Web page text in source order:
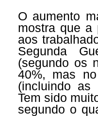
O aumento
mostra que a
aos
Segunda
(segundo os
40%, mas
(incluindo as
Tem sido
segundo o